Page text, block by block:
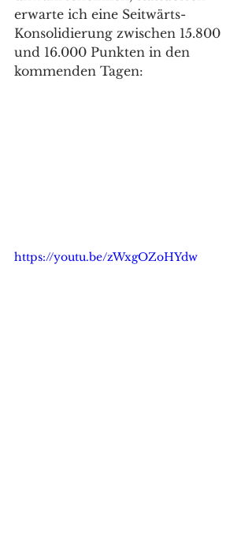
erwarte ich eine Seitwärts-
Konsolidierung zwischen 15.800
und 16.000 Punkten in den
kommenden Tagen:
https://youtu.be/zWxgOZoHYdw